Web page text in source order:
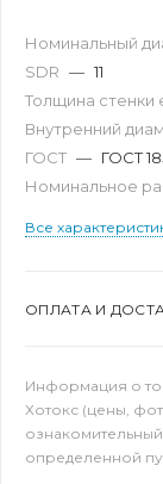
Номинальный
SDR — 11
Толщина стенки
Внутренний
ГОСТ — ГОСТ
Номинальное
Все
ОПЛАТА И
Информация о
Хотокс (цены,
определенной